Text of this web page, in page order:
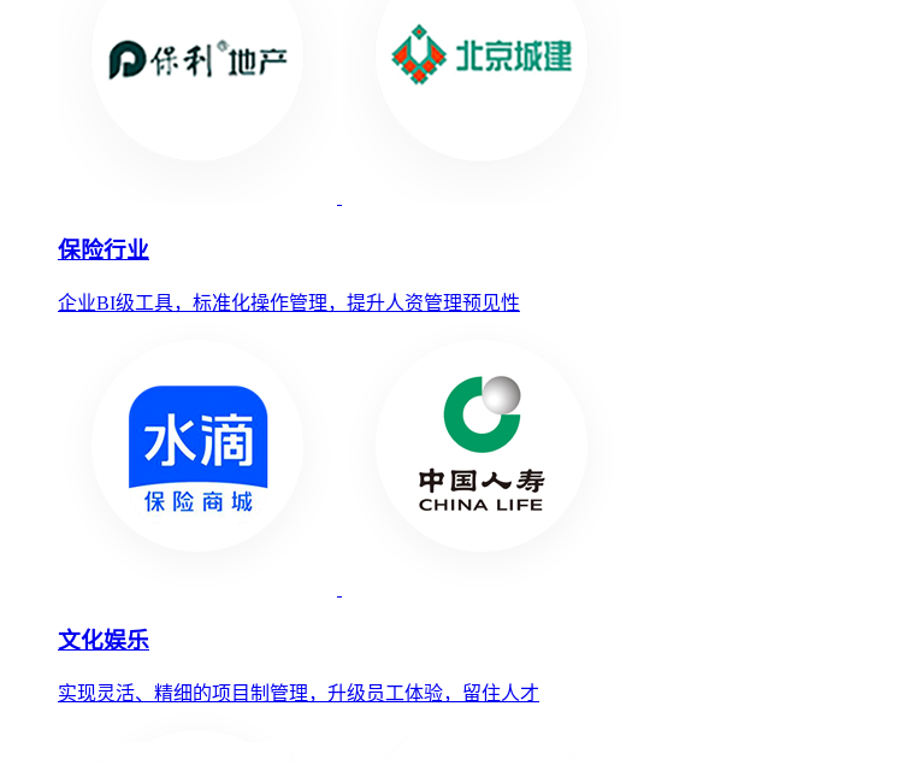
保险行业
企业BI级工具，标准化操作管理，提升人资管理预见性
文化娱乐
实现灵活、精细的项目制管理，升级员工体验，留住人才